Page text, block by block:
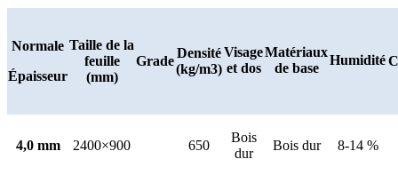
Normale
Épaisseur
Taille de la
feuille
(mm)
Grade
Densité
(kg/m3)
Visage
et dos
Matériaux
de base
Humidité
4,0 mm 2400×900 650
Bois
dur
Bois dur 8-14 %